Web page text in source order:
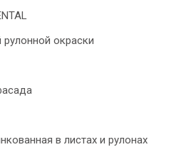
окраски
в листах и рулонах